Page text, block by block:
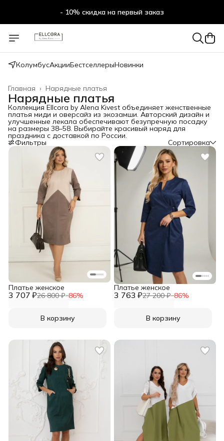
- 10% скидка на первый заказ
- 10% скидка на первый заказ
КолумбусАкцииБестселлерыНовинки
Нарядные платья
Главная ›
Нарядные платья
Коллекция Ellcora by Alena Kivest объединяет женственные
платья миди и оверсайз из экозамши. Авторский дизайн и
улучшенные лекала обеспечивают безупречную посадку
на размеры 38–58. Выбирайте красивый наряд для
праздника с доставкой по России.
Фильтры Сортировка
3 707 ₽26 800 ₽−86%
Платье женское
В корзину
3 763 ₽27 200 ₽−86%
Платье женское
В корзину